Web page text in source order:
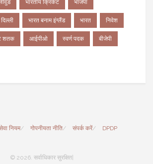
भारतीय क्रिकेट भाजपा
दिल्ली भारत बनाम इंग्लैंड भारत निवेश
शतक आईपीओ स्वर्ण पदक बीजेपी
नियम गोपनीयता नीति संपर्क करें DPDP
© 2026. सर्वाधिकार सुरक्षित|